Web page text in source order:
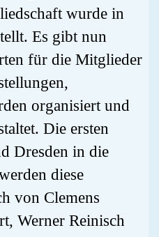
wurde in
Es gibt nun
für die Mitglieder
organisiert und
Die ersten
Dresden in die
diese
von Clemens
Werner Reinisch